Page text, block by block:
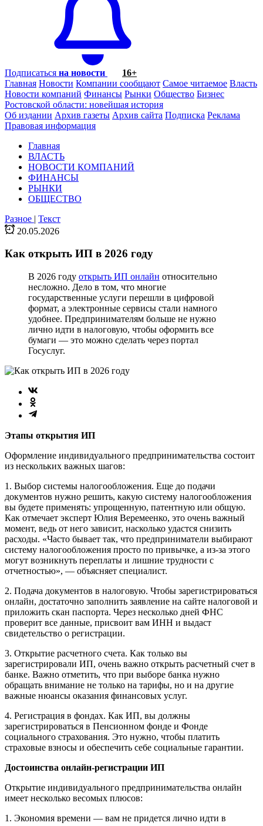
Подписаться на новости
16+
Главная Новости Компании сообщают Самое читаемое Власть
Новости компаний Финансы Рынки Общество Бизнес
Ростовской области: новейшая история
Об издании Архив газеты Архив сайта Подписка Реклама
Правовая информация
Главная
ВЛАСТЬ
НОВОСТИ КОМПАНИЙ
ФИНАНСЫ
РЫНКИ
ОБЩЕСТВО
Разное | Текст
20.05.2026
Как открыть ИП в 2026 году
В 2026 году открыть ИП онлайн относительно
несложно. Дело в том, что многие
государственные услуги перешли в цифровой
формат, а электронные сервисы стали намного
удобнее. Предпринимателям больше не нужно
лично идти в налоговую, чтобы оформить все
бумаги — это можно сделать через портал
Госуслуг.
Этапы открытия ИП
Оформление индивидуального предпринимательства состоит
из нескольких важных шагов:
1. Выбор системы налогообложения. Еще до подачи
документов нужно решить, какую систему налогообложения
вы будете применять: упрощенную, патентную или общую.
Как отмечает эксперт Юлия Веремеенко, это очень важный
момент, ведь от него зависит, насколько удастся снизить
расходы. «Часто бывает так, что предприниматели выбирают
систему налогообложения просто по привычке, а из-за этого
могут возникнуть переплаты и лишние трудности с
отчетностью», — объясняет специалист.
2. Подача документов в налоговую. Чтобы зарегистрироваться
онлайн, достаточно заполнить заявление на сайте налоговой и
приложить скан паспорта. Через несколько дней ФНС
проверит все данные, присвоит вам ИНН и выдаст
свидетельство о регистрации.
3. Открытие расчетного счета. Как только вы
зарегистрировали ИП, очень важно открыть расчетный счет в
банке. Важно отметить, что при выборе банка нужно
обращать внимание не только на тарифы, но и на другие
важные нюансы оказания финансовых услуг.
4. Регистрация в фондах. Как ИП, вы должны
зарегистрироваться в Пенсионном фонде и Фонде
социального страхования. Это нужно, чтобы платить
страховые взносы и обеспечить себе социальные гарантии.
Достоинства онлайн-регистрации ИП
Открытие индивидуального предпринимательства онлайн
имеет несколько весомых плюсов:
1. Экономия времени — вам не придется лично идти в